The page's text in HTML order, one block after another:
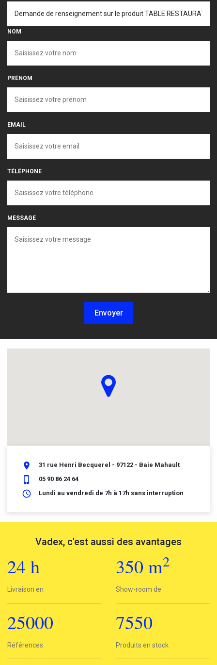
NOM
PRÉNOM
EMAIL
TÉLÉPHONE
MESSAGE
Envoyer
place 31 rue Henri Becquerel - 97122 - Baie Mahault
phone_iphone 05 90 86 24 64
schedule Lundi au vendredi de 7h à 17h sans interruption
Vadex, c'est aussi des avantages
24 h
Livraison en
350 m2
Show-room de
25000
25000
Références
7550
7550
Produits en stock